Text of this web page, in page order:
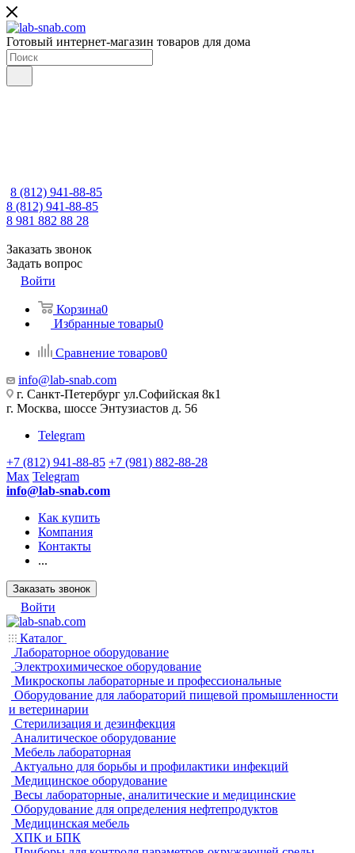
Готовый интернет-магазин товаров для дома
8 (812) 941-88-85
8 (812) 941-88-85
8 981 882 88 28
Заказать звонок
Задать вопрос
Войти
Корзина0
Избранные товары0
Сравнение товаров0
info@lab-snab.com
г. Санкт-Петербург ул.Софийская 8к1
г. Москва, шоссе Энтузиастов д. 56
Telegram
+7 (812) 941-88-85 +7 (981) 882-88-28
Max Telegram
info@lab-snab.com
Как купить
Компания
Контакты
...
Заказать звонок
Войти
Каталог
Лабораторное оборудование
Электрохимическое оборудование
Микроскопы лабораторные и профессиональные
Оборудование для лабораторий пищевой промышленности
и ветеринарии
Стерилизация и дезинфекция
Аналитическое оборудование
Мебель лабораторная
Актуально для борьбы и профилактики инфекций
Медицинское оборудование
Весы лабораторные, аналитические и медицинские
Оборудование для определения нефтепродуктов
Медицинская мебель
ХПК и БПК